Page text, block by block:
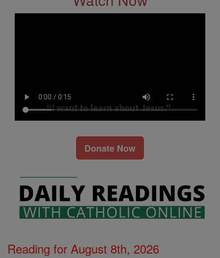
Donate Now
Reading for August 8th, 2026